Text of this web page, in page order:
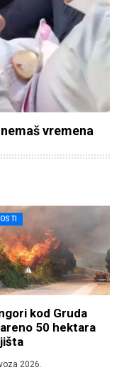
vremena
kod Gruda
50 hektara
2026.